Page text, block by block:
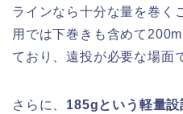
ラインなら十分な量を巻く
用では下巻きも含めて
ており、遠投が必要な場面
さらに、 185gという軽量設